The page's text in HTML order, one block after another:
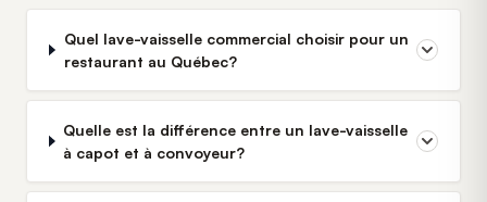
Quel lave-vaisselle commercial choisir pour un
restaurant au Québec?
Quelle est la différence entre un lave-vaisselle
à capot et à convoyeur?